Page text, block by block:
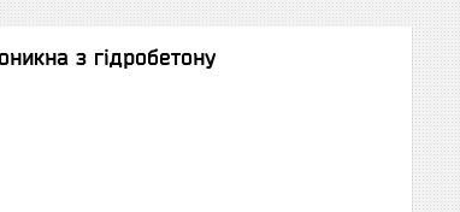
з гідробетону